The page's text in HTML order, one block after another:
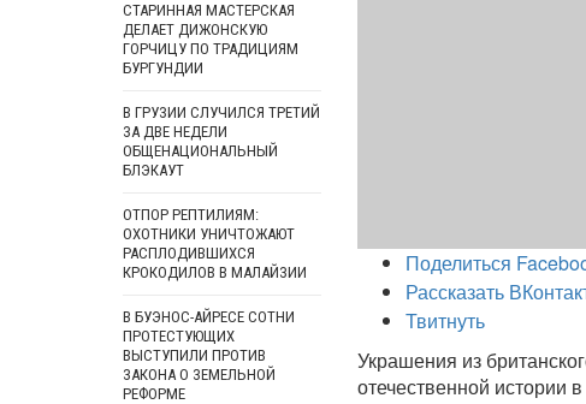
Поделиться
Рассказать
Твитнуть
Украшения из
отечественной истории
СТАРИННАЯ МАСТЕРСКАЯ
ДЕЛАЕТ ДИЖОНСКУЮ
ГОРЧИЦУ ПО ТРАДИЦИЯМ
БУРГУНДИИ
В ГРУЗИИ СЛУЧИЛСЯ ТРЕТИЙ
ЗА ДВЕ НЕДЕЛИ
ОБЩЕНАЦИОНАЛЬНЫЙ
БЛЭКАУТ
ОТПОР РЕПТИЛИЯМ:
ОХОТНИКИ УНИЧТОЖАЮТ
РАСПЛОДИВШИХСЯ
КРОКОДИЛОВ В МАЛАЙЗИИ
В БУЭНОС-АЙРЕСЕ СОТНИ
ПРОТЕСТУЮЩИХ
ВЫСТУПИЛИ ПРОТИВ
ЗАКОНА О ЗЕМЕЛЬНОЙ
РЕФОРМЕ